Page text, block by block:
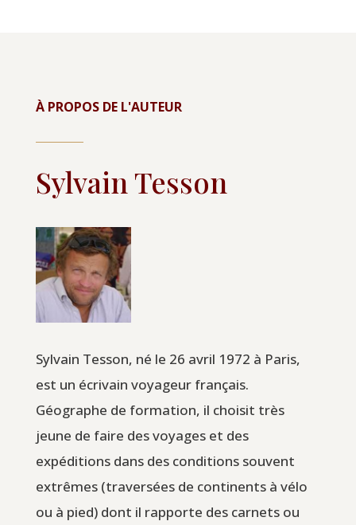
À PROPOS DE L'AUTEUR
Sylvain Tesson
Sylvain Tesson, né le 26 avril 1972 à Paris,
est un écrivain voyageur français.
Géographe de formation, il choisit très
jeune de faire des voyages et des
expéditions dans des conditions souvent
extrêmes (traversées de continents à vélo
ou à pied) dont il rapporte des carnets ou